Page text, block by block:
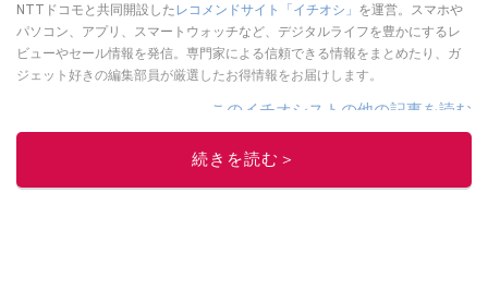
NTTドコモと共同開設した レコメンドサイト「イチオシ」 を運営。スマホや
パソコン、アプリ、スマートウォッチなど、デジタルライフを豊かにするレ
ビューやセール情報を発信。専門家による信頼できる情報をまとめたり、ガ
ジェット好きの編集部員が厳選したお得情報をお届けします。
このイチオシストの他の記事を読む
続きを読む＞